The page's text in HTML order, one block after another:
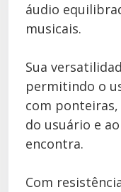
áudio
musicais.
Sua
permitindo o
com
do usuário e
encontra.
Com